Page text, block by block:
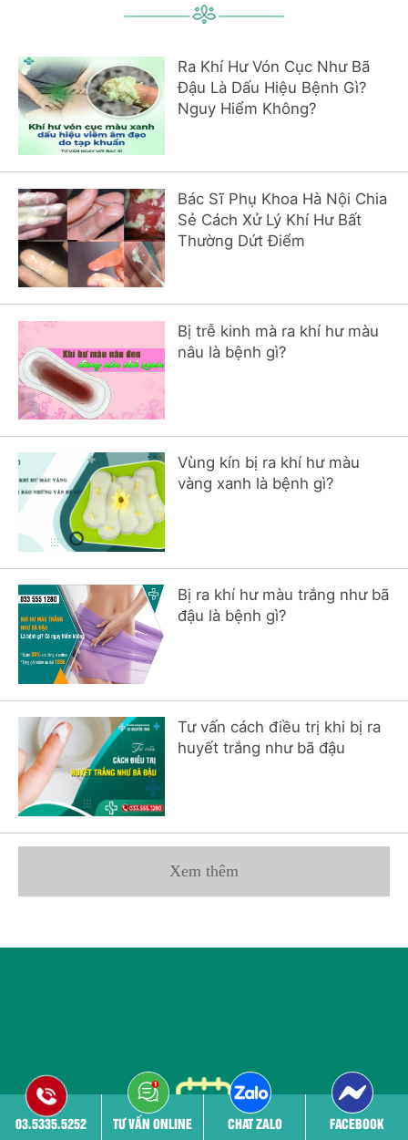
Ra Khí Hư Vón Cục Như Bã
Đậu Là Dấu Hiệu Bệnh Gì?
Nguy Hiểm Không?
Bác Sĩ Phụ Khoa Hà Nội Chia
Sẻ Cách Xử Lý Khí Hư Bất
Thường Dứt Điểm
Bị trễ kinh mà ra khí hư màu
nâu là bệnh gì?
Vùng kín bị ra khí hư màu
vàng xanh là bệnh gì?
Bị ra khí hư màu trắng như bã
đậu là bệnh gì?
Tư vấn cách điều trị khi bị ra
huyết trắng như bã đậu
Xem thêm
03.5335.5252 TƯ VẤN ONLINE CHAT ZALO FACEBOOK